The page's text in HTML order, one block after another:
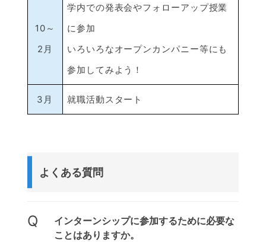
10～
2月
学内での発表会やフォローアップ授業
に参加
いろいろなオープンカンパニー等にも
参加してみよう！
3月 就職活動スタート
よくある質問
Q
インターンシップに参加するために必要な
ことはありますか。